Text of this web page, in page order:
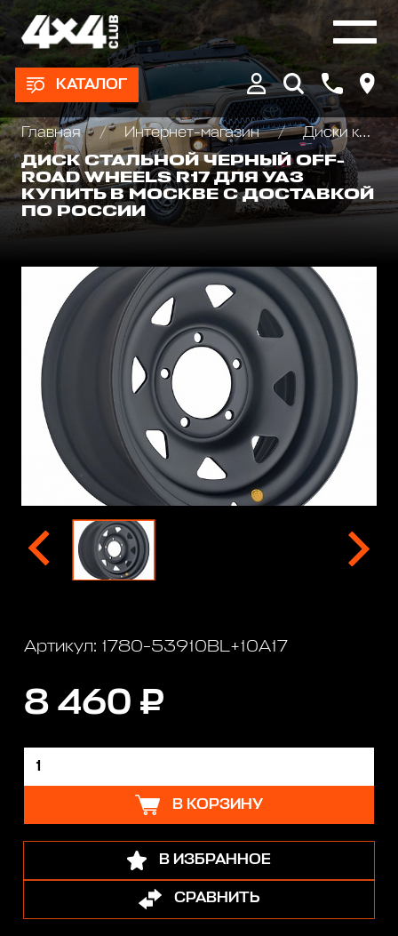
КАТАЛОГ
Главная Интернет-магазин
Диски колёсные, Проставки для изменения вылета
ДИСК СТАЛЬНОЙ ЧЕРНЫЙ OFF-
ROAD WHEELS R17 ДЛЯ УАЗ
КУПИТЬ В МОСКВЕ С ДОСТАВКОЙ
ПО РОССИИ
Артикул: 1780-53910BL+10A17
8 460 ₽
В КОРЗИНУ
В ИЗБРАННОЕ
СРАВНИТЬ